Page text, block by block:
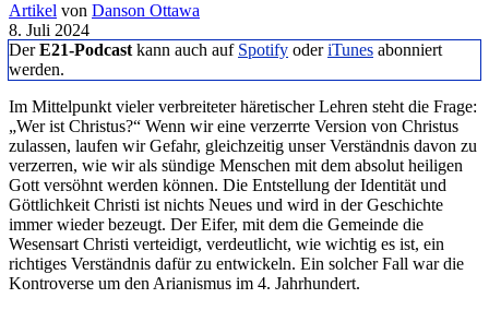
Artikel von Danson Ottawa
8. Juli 2024
DerE21-Podcast kann auch auf Spotify oderiTunes abonniert
werden.
Im Mittelpunkt vieler verbreiteter häretischer Lehren steht die Frage:
„Wer ist Christus?“ Wenn wir eine verzerrte Version von Christus
zulassen, laufen wir Gefahr, gleichzeitig unser Verständnis davon zu
verzerren, wie wir als sündige Menschen mit dem absolut heiligen
Gott versöhnt werden können. Die Entstellung der Identität und
Göttlichkeit Christi ist nichts Neues und wird in der Geschichte
immer wieder bezeugt. Der Eifer, mit dem die Gemeinde die
Wesensart Christi verteidigt, verdeutlicht, wie wichtig es ist, ein
richtiges Verständnis dafür zu entwickeln. Ein solcher Fall war die
Kontroverse um den Arianismus im 4. Jahrhundert.